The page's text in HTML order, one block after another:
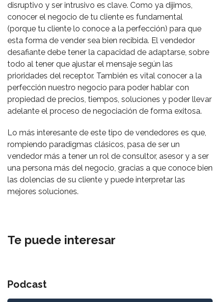
disruptivo y ser intrusivo es clave. Como ya dijimos,
conocer el negocio de tu cliente es fundamental
(porque tu cliente lo conoce a la perfección) para que
esta forma de vender sea bien recibida. El vendedor
desafiante debe tener la capacidad de adaptarse, sobre
todo al tener que ajustar el mensaje según las
prioridades del receptor. También es vital conocer a la
perfección nuestro negocio para poder hablar con
propiedad de precios, tiempos, soluciones y poder llevar
adelante el proceso de negociación de forma exitosa.
Lo más interesante de este tipo de vendedores es que,
rompiendo paradigmas clásicos, pasa de ser un
vendedor más a tener un rol de consultor, asesor y a ser
una persona más del negocio, gracias a que conoce bien
las dolencias de su cliente y puede interpretar las
mejores soluciones.
Te puede interesar
Podcast